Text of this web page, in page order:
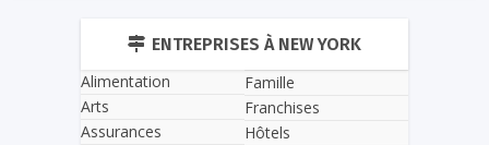
ENTREPRISES À NEW YORK
Alimentation
Arts
Assurances
Famille
Franchises
Hôtels